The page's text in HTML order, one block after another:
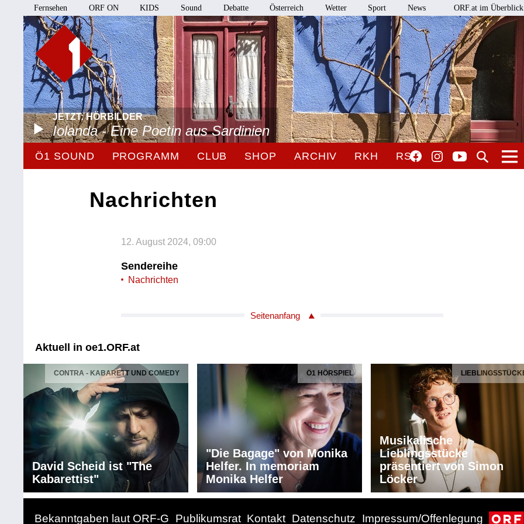
Fernsehen ORF ON KIDS Sound Debatte Österreich Wetter Sport News ORF.at im Überblick
JETZT: HÖRBILDER
Iolanda - Eine Poetin aus Sardinien
Ö1 SOUND PROGRAMM CLUB SHOP ARCHIV RKH RSO
Nachrichten
12. August 2024, 09:00
Sendereihe
Nachrichten
Seitenanfang
Aktuell in oe1.ORF.at
CONTRA - KABARETT UND COMEDY
David Scheid ist "The
Kabarettist"
Ö1 HÖRSPIEL
"Die Bagage" von Monika
Helfer. In memoriam
Monika Helfer
Musikalische
Lieblingsstücke
präsentiert von Simon
Löcker
Bekanntgaben laut ORF-G Publikumsrat Kontakt Datenschutz Impressum/Offenlegung